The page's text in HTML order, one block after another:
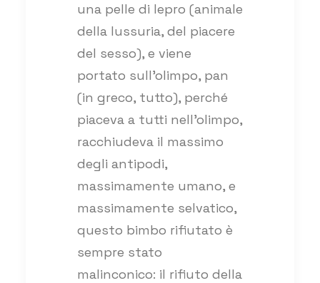
una pelle di lepro (animale
della lussuria, del piacere
del sesso), e viene
portato sull’olimpo, pan
(in greco, tutto), perché
piaceva a tutti nell’olimpo,
racchiudeva il massimo
degli antipodi,
massimamente umano, e
massimamente selvatico,
questo bimbo rifiutato è
sempre stato
malinconico: il rifiuto della